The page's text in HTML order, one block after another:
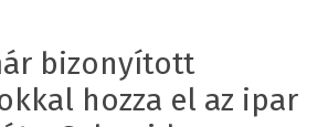
bizonyított
hozza el az ipar